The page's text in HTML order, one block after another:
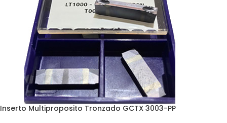
Inserto Multiproposito Tronzado GCTX 3003-PP